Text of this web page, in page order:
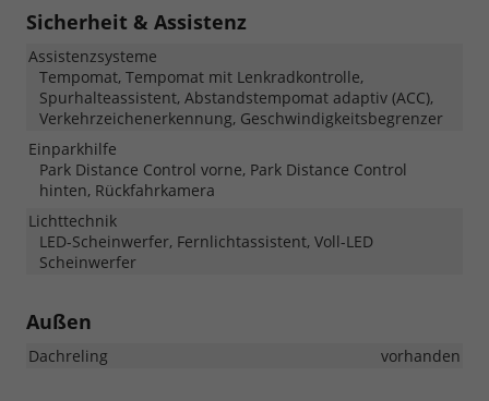
Sicherheit & Assistenz
Assistenzsysteme
Tempomat, Tempomat mit Lenkradkontrolle,
Spurhalteassistent, Abstandstempomat adaptiv (ACC),
Verkehrzeichenerkennung, Geschwindigkeitsbegrenzer
Einparkhilfe
Park Distance Control vorne, Park Distance Control
hinten, Rückfahrkamera
Lichttechnik
LED-Scheinwerfer, Fernlichtassistent, Voll-LED
Scheinwerfer
Außen
Dachreling vorhanden